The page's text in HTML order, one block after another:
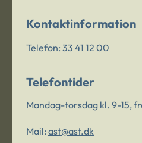
Kontaktinformation
Telefon: 33 41 12 00
Telefontider
Mandag-torsdag kl. 9-15,
Mail: ast@ast.dk